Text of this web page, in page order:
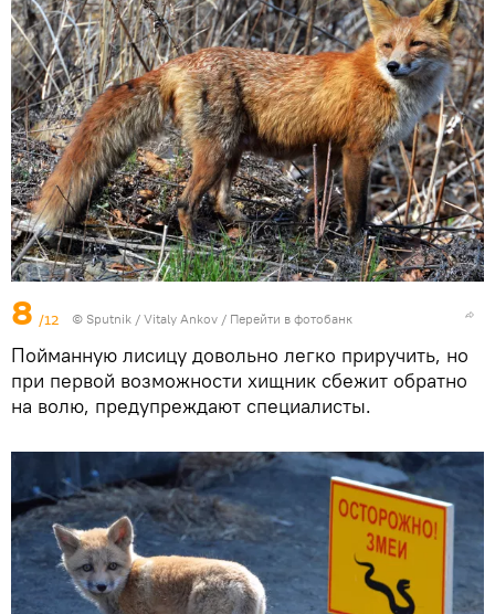
8 /12 © Sputnik / Vitaly Ankov / Перейти в фотобанк
Пойманную лисицу довольно легко приручить, но
при первой возможности хищник сбежит обратно
на волю, предупреждают специалисты.